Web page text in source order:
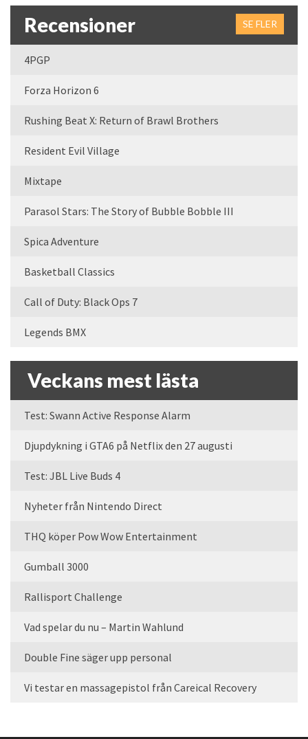
Recensioner SE FLER
4PGP
Forza Horizon 6
Rushing Beat X: Return of Brawl Brothers
Resident Evil Village
Mixtape
Parasol Stars: The Story of Bubble Bobble III
Spica Adventure
Basketball Classics
Call of Duty: Black Ops 7
Legends BMX
Veckans mest lästa
Test: Swann Active Response Alarm
Djupdykning i GTA6 på Netflix den 27 augusti
Test: JBL Live Buds 4
Nyheter från Nintendo Direct
THQ köper Pow Wow Entertainment
Gumball 3000
Rallisport Challenge
Vad spelar du nu – Martin Wahlund
Double Fine säger upp personal
Vi testar en massagepistol från Careical Recovery